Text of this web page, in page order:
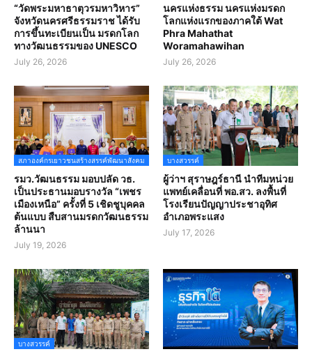
“วัดพระมหาธาตุวรมหาวิหาร”
จังหวัดนครศรีธรรมราช ได้รับ
การขึ้นทะเบียนเป็น มรดกโลก
ทางวัฒนธรรมของ UNESCO
July 26, 2026
นครแห่งธรรม นครแห่งมรดก
โลกแห่งแรกของภาคใต้ Wat
Phra Mahathat
Woramahawihan
July 26, 2026
สภาองค์กรเยาวชนสร้างสรรค์พัฒนาสังคม
รมว.วัฒนธรรม มอบปลัด วธ.
เป็นประธานมอบรางวัล “เพชร
เมืองเหนือ” ครั้งที่ 5 เชิดชูบุคคล
ต้นแบบ สืบสานมรดกวัฒนธรรม
ล้านนา
July 19, 2026
บางสวรรค์
ผู้ว่าฯ สุราษฎร์ธานี นำทีมหน่วย
แพทย์เคลื่อนที่ พอ.สว. ลงพื้นที่
โรงเรียนปัญญาประชาอุทิศ
อำเภอพระแสง
July 17, 2026
บางสวรรค์